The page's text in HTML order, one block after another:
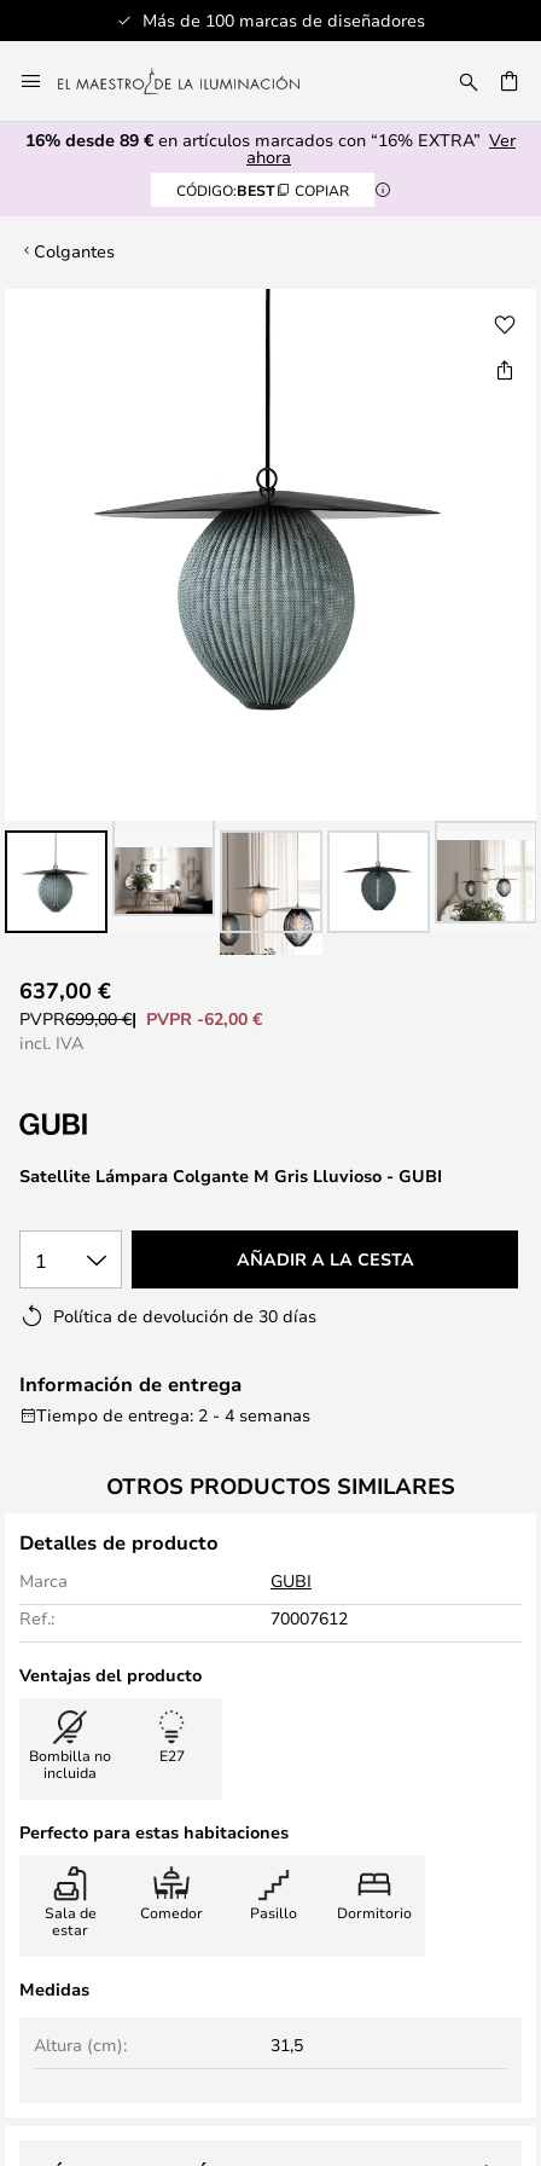
Más de 100 marcas de diseñadores
al
contenido
16% desde 89 € en artículos marcados con “16% EXTRA” Ver
ahora
CÓDIGO:BEST COPIAR
Colgantes
comienzo
galería
imágenes
Satellite Lámpara Colgante M Gris Lluvioso - GUBI
637,00 €
PVPR699,00 €
PVPR -62,00 €
incl. IVA
1 AÑADIR A LA CESTA
Política de devolución de 30 días
Información de entrega
Tiempo de entrega: 2 - 4 semanas
OTROS PRODUCTOS SIMILARES
Detalles de producto
Marca
GUBI
Ref.:
70007612
Ventajas del producto
Bombilla no
incluida
E27
Perfecto para estas habitaciones
Sala de
estar
Comedor Pasillo Dormitorio
Medidas
Altura (cm): 31,5